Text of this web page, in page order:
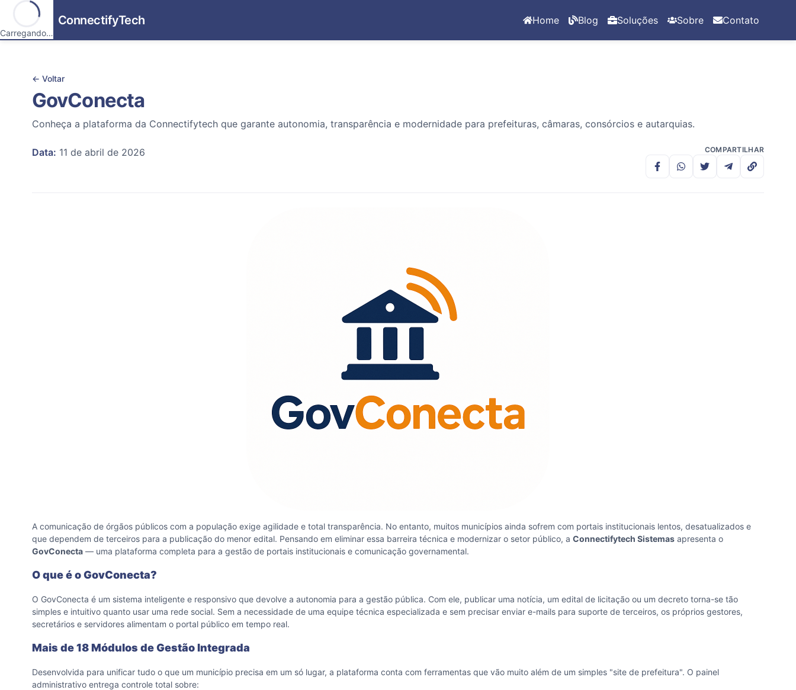
Carregando…
ConnectifyTech Home Blog Soluções Sobre Contato
← Voltar
GovConecta
Conheça a plataforma da Connectifytech que garante autonomia, transparência e modernidade para prefeituras, câmaras, consórcios e autarquias.
Data: 11 de abril de 2026 COMPARTILHAR
A comunicação de órgãos públicos com a população exige agilidade e total transparência. No entanto, muitos municípios ainda sofrem com portais institucionais lentos, desatualizados e
que dependem de terceiros para a publicação do menor edital. Pensando em eliminar essa barreira técnica e modernizar o setor público, a Connectifytech Sistemasapresenta o
GovConecta— uma plataforma completa para a gestão de portais institucionais e comunicação governamental.
O que é o GovConecta?
O GovConecta é um sistema inteligente e responsivo que devolve a autonomia para a gestão pública. Com ele, publicar uma notícia, um edital de licitação ou um decreto torna-se tão
simples e intuitivo quanto usar uma rede social. Sem a necessidade de uma equipe técnica especializada e sem precisar enviar e-mails para suporte de terceiros, os próprios gestores,
secretários e servidores alimentam o portal público em tempo real.
Mais de 18 Módulos de Gestão Integrada
Desenvolvida para unificar tudo o que um município precisa em um só lugar, a plataforma conta com ferramentas que vão muito além de um simples "site de prefeitura". O painel
administrativo entrega controle total sobre: